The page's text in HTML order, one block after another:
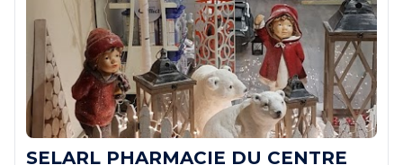
SELARL PHARMACIE DU CENTRE